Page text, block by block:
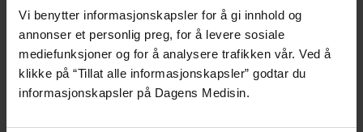
Vi benytter informasjonskapsler for å gi innhold og
annonser et personlig preg, for å levere sosiale
mediefunksjoner og for å analysere trafikken vår. Ved å
klikke på “Tillat alle informasjonskapsler” godtar du
informasjonskapsler på Dagens Medisin.